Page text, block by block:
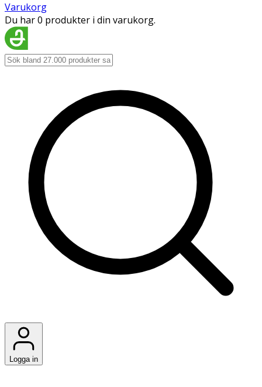
Varukorg
Du har 0 produkter i din varukorg.
Logga in